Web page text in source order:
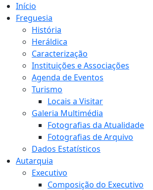
Início
Freguesia
História
Heráldica
Caracterização
Instituições e Associações
Agenda de Eventos
Turismo
Locais a Visitar
Galeria Multimédia
Fotografias da Atualidade
Fotografias de Arquivo
Dados Estatísticos
Autarquia
Executivo
Composição do Executivo